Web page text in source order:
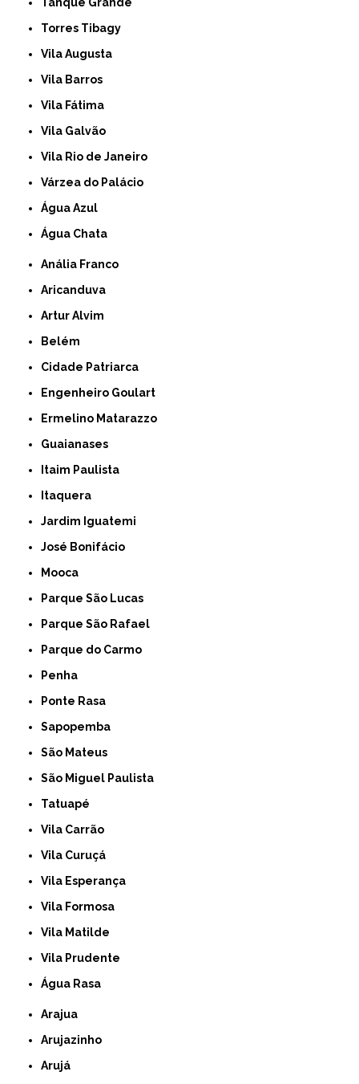
Tanque Grande
Torres Tibagy
Vila Augusta
Vila Barros
Vila Fátima
Vila Galvão
Vila Rio de Janeiro
Várzea do Palácio
Água Azul
Água Chata
Anália Franco
Aricanduva
Artur Alvim
Belém
Cidade Patriarca
Engenheiro Goulart
Ermelino Matarazzo
Guaianases
Itaim Paulista
Itaquera
Jardim Iguatemi
José Bonifácio
Mooca
Parque São Lucas
Parque São Rafael
Parque do Carmo
Penha
Ponte Rasa
Sapopemba
São Mateus
São Miguel Paulista
Tatuapé
Vila Carrão
Vila Curuçá
Vila Esperança
Vila Formosa
Vila Matilde
Vila Prudente
Água Rasa
Arajua
Arujazinho
Arujá